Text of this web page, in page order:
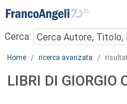
Menu
Cerca:
Main content
Home ricerca avanzata
LIBRI DI GIORGIO